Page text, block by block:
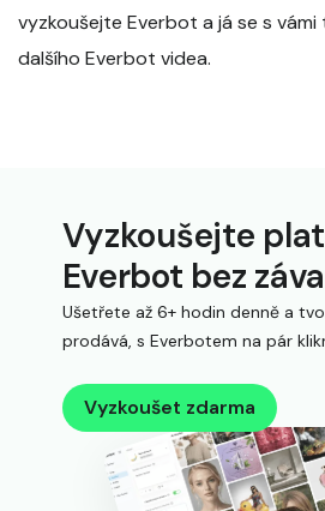
vyzkoušejte Everbot a já se s vámi
dalšího Everbot videa.
Vyzkoušejte
Everbot bez
Ušetřete až 6+ hodin denně a
prodává, s Everbotem na pár
Vyzkoušet zdarma